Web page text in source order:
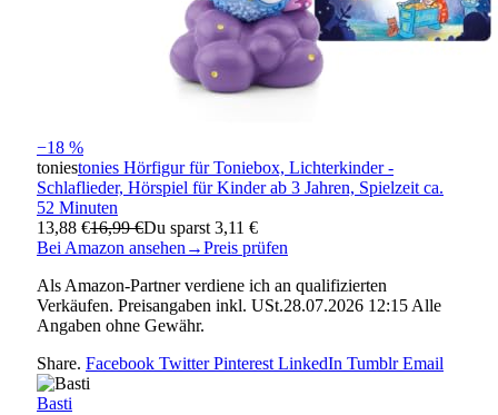
−18 %
toniestonies Hörfigur für Toniebox, Lichterkinder -
Schlaflieder, Hörspiel für Kinder ab 3 Jahren, Spielzeit ca.
52 Minuten
13,88 €16,99 €Du sparst 3,11 €
Bei Amazon ansehen→Preis prüfen
Als Amazon-Partner verdiene ich an qualifizierten
Verkäufen. Preisangaben inkl. USt.28.07.2026 12:15 Alle
Angaben ohne Gewähr.
Share. Facebook Twitter Pinterest LinkedIn Tumblr Email
Basti